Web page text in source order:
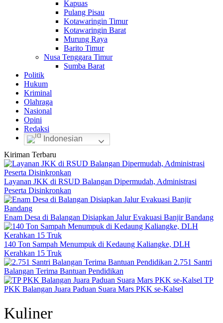
Kapuas
Pulang Pisau
Kotawaringin Timur
Kotawaringin Barat
Murung Raya
Barito Timur
Nusa Tenggara Timur
Sumba Barat
Politik
Hukum
Kriminal
Olahraga
Nasional
Opini
Redaksi
Indonesian
Kiriman Terbaru
Layanan JKK di RSUD Balangan Dipermudah, Administrasi
Peserta Disinkronkan
Enam Desa di Balangan Disiapkan Jalur Evakuasi Banjir Bandang
140 Ton Sampah Menumpuk di Kedaung Kaliangke, DLH
Kerahkan 15 Truk
2.751 Santri
Balangan Terima Bantuan Pendidikan
TP
PKK Balangan Juara Paduan Suara Mars PKK se-Kalsel
Kuliner